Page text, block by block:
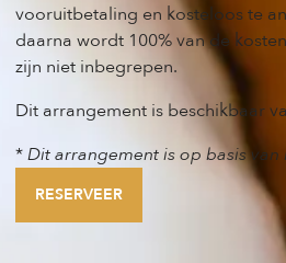
vooruitbetaling en kosteloos te
daarna wordt 100% van de
zijn niet inbegrepen.
Dit arrangement is beschikbaar
*Dit arrangement is op basis
RESERVEER